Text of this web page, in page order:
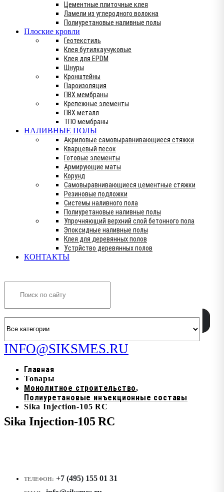
Цементные плиточные клея
Ламели из углеродного волокна
Полиуретановые наливные полы
Плоские кровли
Геотекстиль
Клея бутилкаучуковые
Клея для EPDM
Шнуры
Кронштейны
Пароизоляция
ПВХ мембраны
Крепежные элементы
ПВХ металл
ТПО мембраны
НАЛИВНЫЕ ПОЛЫ
Акриловые самовыравнивающиеся стяжки
Кварцевый песок
Готовые элементы
Армирующие маты
Корунд
Самовыравнивающиеся цементные стяжки
Резиновые подложки
Системы наливного пола
Полиуретановые наливные полы
Упрочняющий верхний слой бетонного пола
Эпоксидные наливные полы
Клея для деревянных полов
Устрйство деревянных полов
КОНТАКТЫ
INFO@SIKSMES.RU
Главная
Товары
Монолитное строительство,
Полиуретановые инъекционные составы
Sika Injection-105 RC
Sika Injection-105 RC
ТЕЛЕФОН: +7 (495) 155 01 31